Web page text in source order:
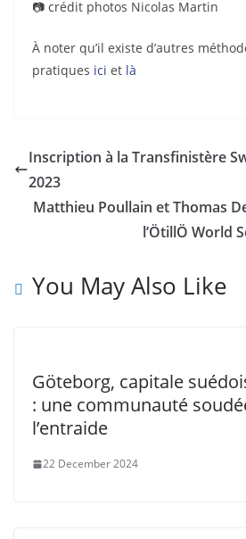
📷 crédit photos Nicolas Martin
À noter qu’il existe d’autres
pratiques ici et là
Inscription à la Transfinistère
2023
Matthieu Poullain et Thomas
l’ÖtillÖ World
You May Also Like
Göteborg, capitale
: une communauté
l’entraide
22 December 2024